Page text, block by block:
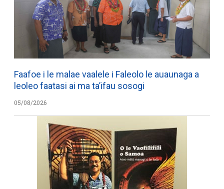
Faafoe i le malae vaalele i Faleolo le auaunaga a
leoleo faatasi ai ma ta’ifau sosogi
05/08/2026